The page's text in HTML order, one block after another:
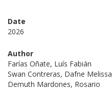
Date
2026
Author
Farías Oñate, Luís Fabián
Swan Contreras, Dafne Melissa
Demuth Mardones, Rosario